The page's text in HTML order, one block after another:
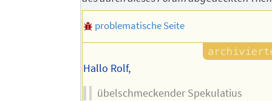
problematische Seite
Hallo Rolf,
übelschmeckender Spekulatius